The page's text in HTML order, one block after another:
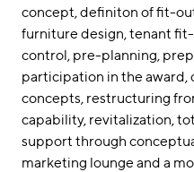
Data Privacy
concept definiton of fit-
furniture design tenant
control pre-planning
participation in the award
concepts restructuring
capability revitalization
support through
marketing lounge and a